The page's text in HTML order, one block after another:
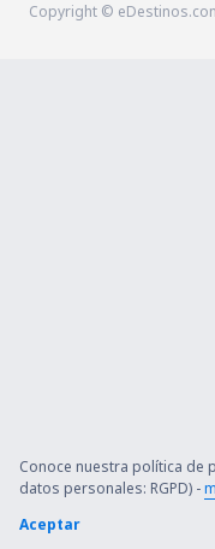
Copyright ©
Conoce nuestra política de
datos personales: RGPD) -
Aceptar